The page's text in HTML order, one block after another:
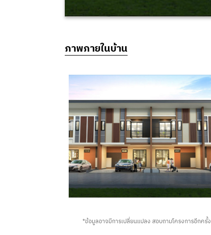
ภาพภายในบ้าน
*ข้อมูลอาจมีการเปลี่ยนแปลง สอบถามโครงการอีกครั้ง